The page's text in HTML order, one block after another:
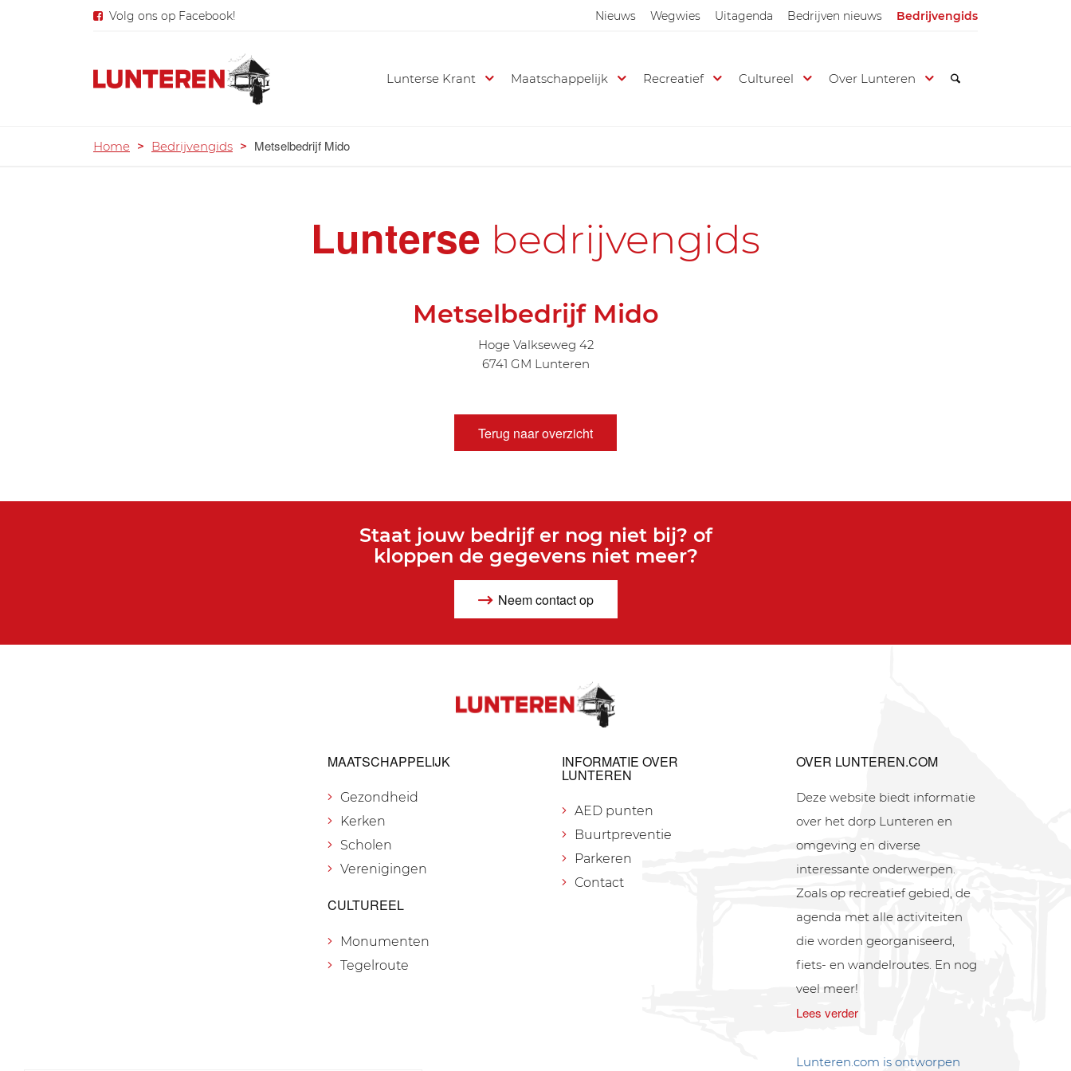
Nieuws Wegwies Uitagenda Bedrijven nieuws Bedrijvengids
Volg ons op Facebook!
Lunterse Krant Maatschappelijk Recreatief Cultureel Over Lunteren
Home > Bedrijvengids > Metselbedrijf Mido
Lunterse bedrijvengids
Metselbedrijf Mido
Hoge Valkseweg 42
6741 GM Lunteren
Terug naar overzicht
Staat jouw bedrijf er nog niet bij? of
kloppen de gegevens niet meer?
Neem contact op
MAATSCHAPPELIJK
Gezondheid
Kerken
Scholen
Verenigingen
CULTUREEL
Monumenten
Tegelroute
INFORMATIE OVER
LUNTEREN
AED punten
Buurtpreventie
Parkeren
Contact
OVER LUNTEREN.COM
Deze website biedt informatie
over het dorp Lunteren en
omgeving en diverse
interessante onderwerpen.
Zoals op recreatief gebied, de
agenda met alle activiteiten
die worden georganiseerd,
fiets- en wandelroutes. En nog
veel meer!
Lees verder
Lunteren.com is ontworpen